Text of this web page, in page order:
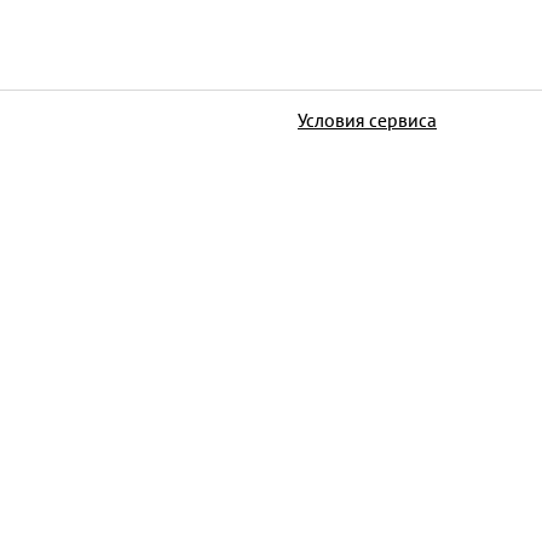
Условия сервиса